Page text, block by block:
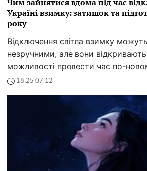
Чим зайнятися вдома під час
Україні взимку: затишок та
року
Відключення світла взимку
незручними, але вони відкривають
можливості провести час по-
18:25 07.12